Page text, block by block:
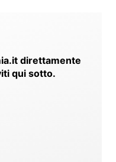
direttamente
qui sotto.